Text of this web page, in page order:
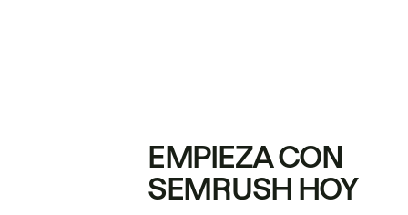
EMPIEZA CON
SEMRUSH HOY